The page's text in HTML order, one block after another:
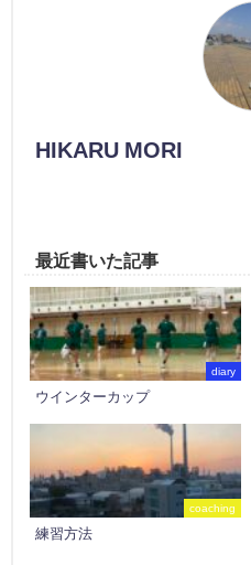
HIKARU MORI
最近書いた記事
diary
ウインターカップ
coaching
練習方法